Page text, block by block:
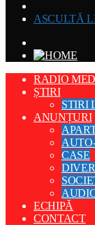
ASCULTĂ
RADIO
ȘTIRI
STIRI
ANUNȚURI
CASE
ECHIPĂ
CONTACT